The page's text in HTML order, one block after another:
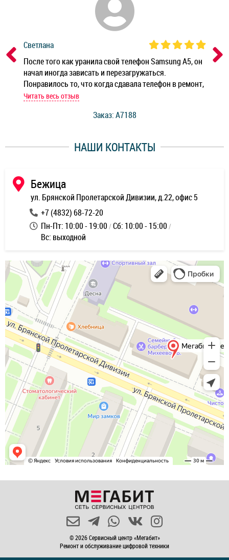
Светлана
После того как уранила свой телефон Samsung A5, он
начал иногда зависать и перезагружаться.
Понравилось то, что когда сдавала телефон в ремонт,
мастер при мне сделал быструю диагностику и сказал
работы и оперативность!
Читать весь отзыв
Заказ: A7188
НАШИ КОНТАКТЫ
Бежица
ул. Брянской Пролетарской Дивизии, д.22, офис 5
+7 (4832) 68-72-20
Пн-Пт: 10:00 - 19:00 Сб: 10:00 - 15:00
Вс: выходной
© 2026 Сервисный центр «Мегабит»
Ремонт и обслуживание цифровой техники